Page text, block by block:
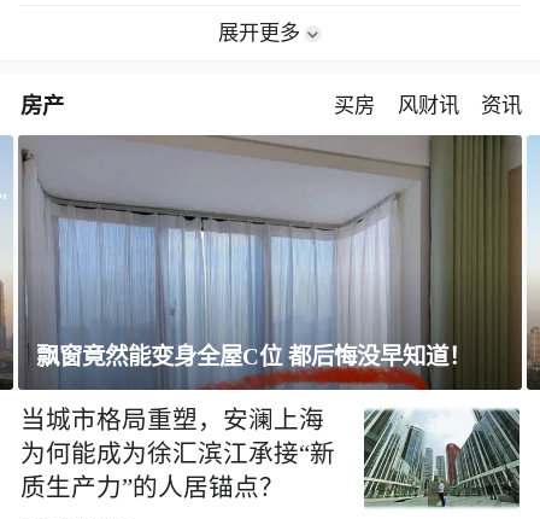
展开更多
房产 买房 风财讯 资讯
上海未建成的地标：“人”字大楼
当城市格局重塑，安澜上海
为何能成为徐汇滨江承接“新
质生产力”的人居锚点？